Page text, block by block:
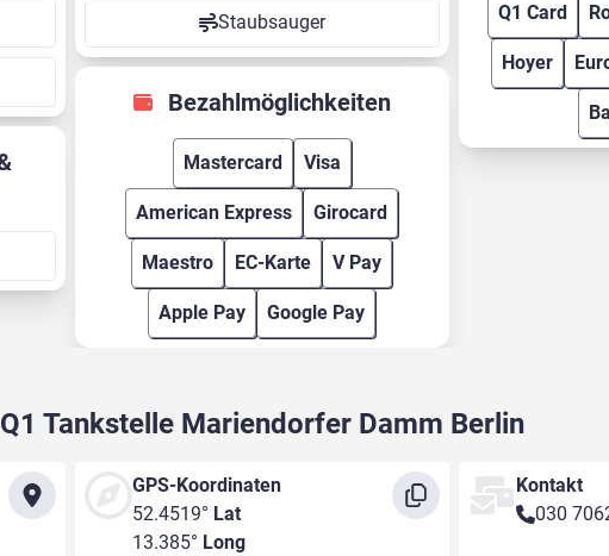
Staubsauger
Bezahlmöglichkeiten
Mastercard Visa
American Express Girocard
Maestro EC-Karte V Pay
Apple Pay Google Pay
Q1 Card
Hoyer
Q1 Tankstelle Mariendorfer Damm Berlin
GPS-Koordinaten
52.4519° Lat
13.385° Long
Kontakt
030